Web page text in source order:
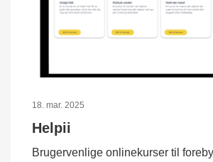
18. mar. 2025
Helpii
Brugervenlige onlinekurser til